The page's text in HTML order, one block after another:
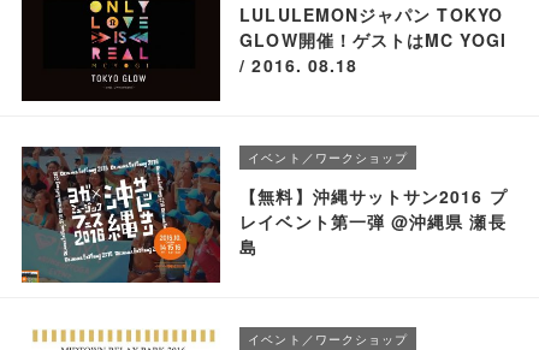
LULULEMONジャパン TOKYO
GLOW開催！ゲストはMC YOGI
/ 2016. 08.18
イベント／ワークショップ
【無料】沖縄サットサン2016 プ
レイベント第一弾 @沖縄県 瀬長
島
イベント／ワークショップ